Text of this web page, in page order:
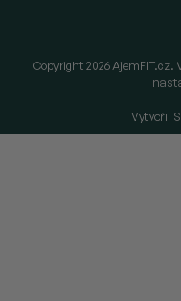
Vytvořil
Copyright 2026 AjemFIT.cz.